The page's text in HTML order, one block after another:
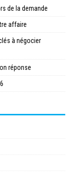
de la demande
affaire
à négocier
réponse